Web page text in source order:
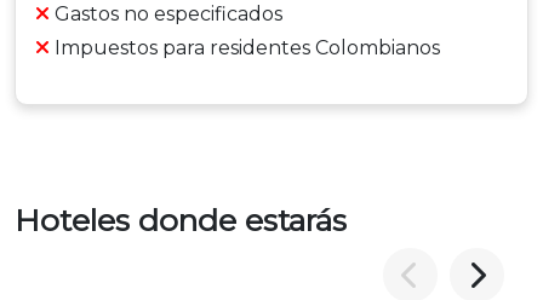
Gastos no especificados
Impuestos para residentes Colombianos
Hoteles donde estarás